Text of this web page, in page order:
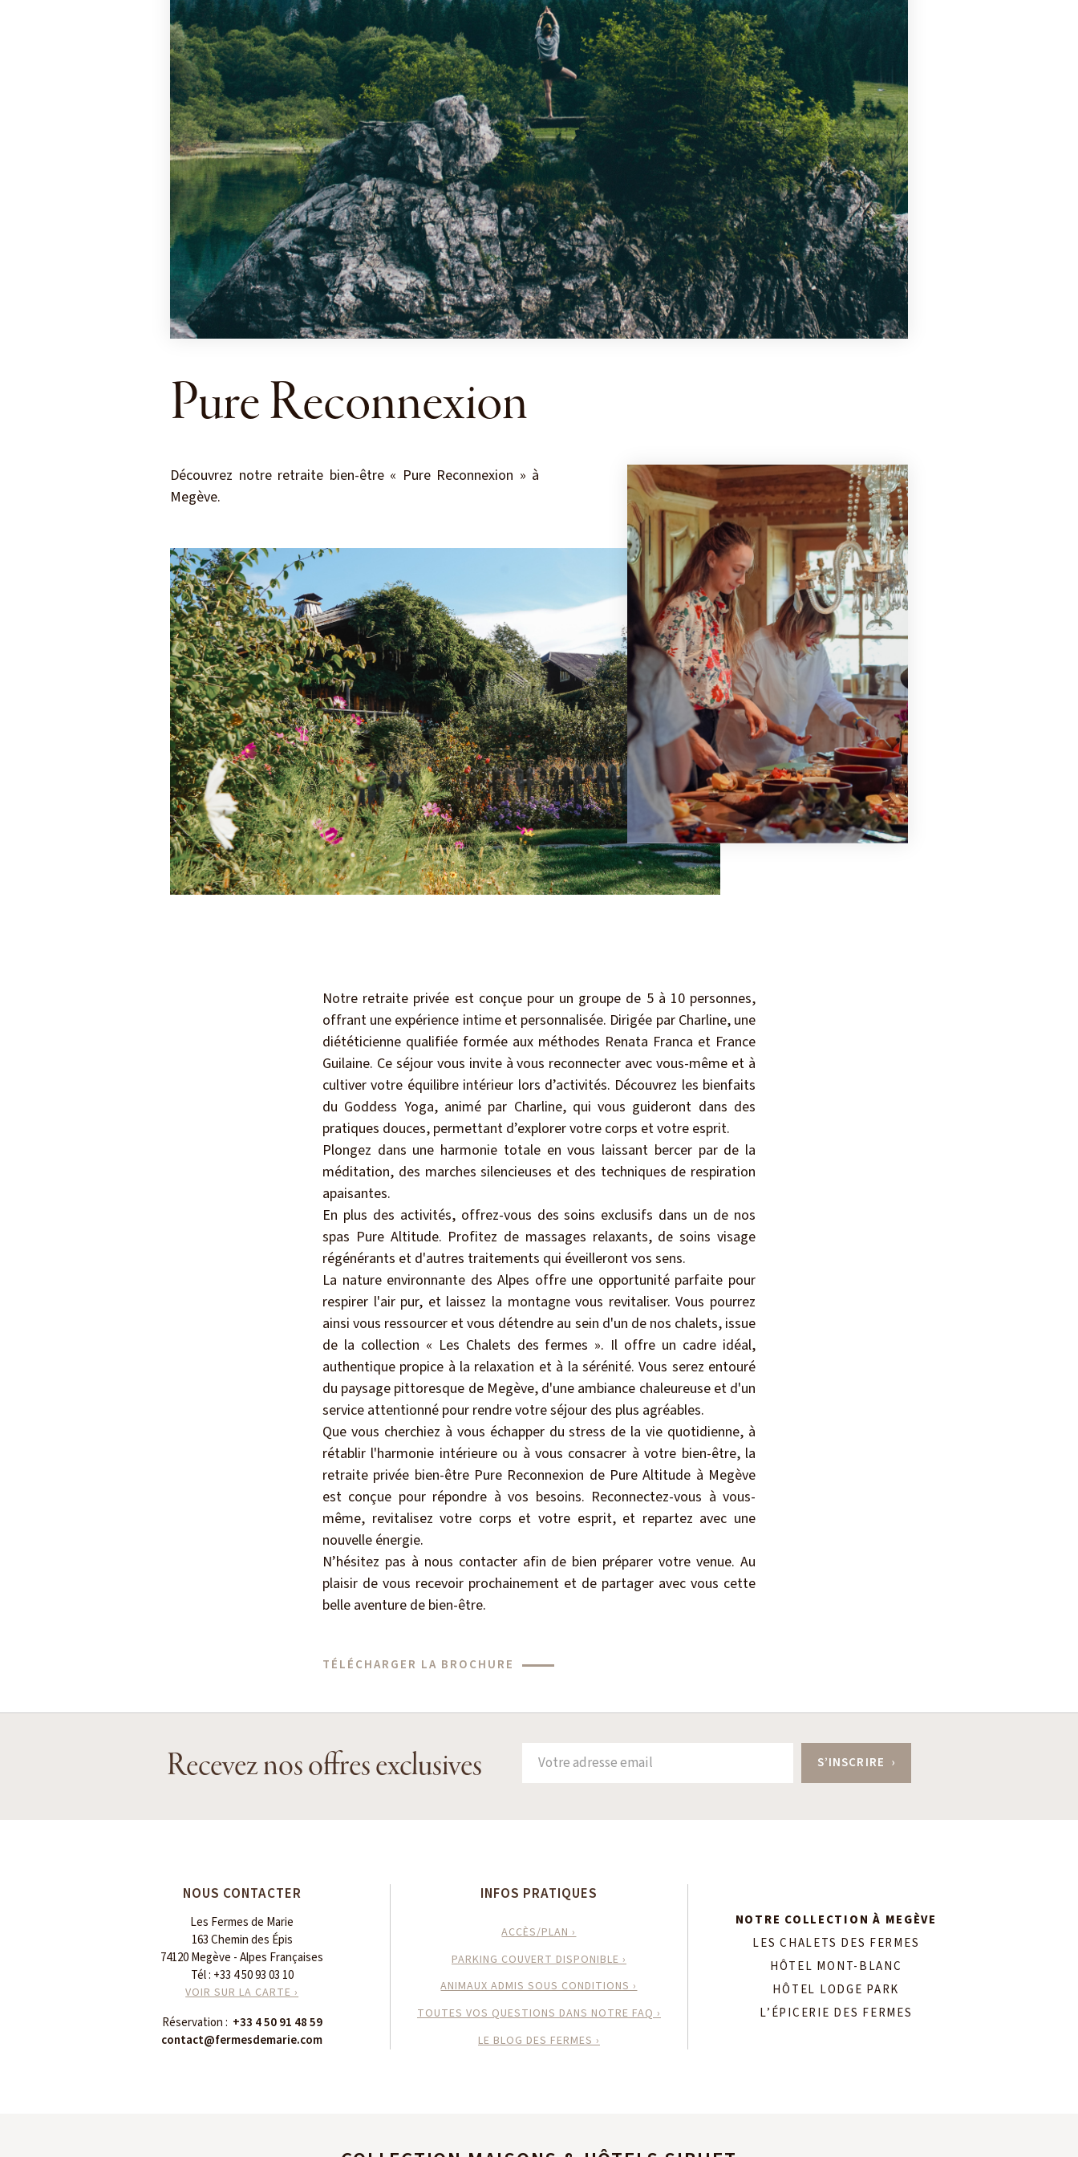
Pure Reconnexion
Découvrez notre retraite bien-être « Pure Reconnexion » à
Megève.
Notre retraite privée est conçue pour un groupe de 5 à 10 personnes,
offrant une expérience intime et personnalisée. Dirigée par Charline, une
diététicienne qualifiée formée aux méthodes Renata Franca et France
Guilaine. Ce séjour vous invite à vous reconnecter avec vous-même et à
cultiver votre équilibre intérieur lors d’activités. Découvrez les bienfaits
du Goddess Yoga, animé par Charline, qui vous guideront dans des
pratiques douces, permettant d’explorer votre corps et votre esprit.
Plongez dans une harmonie totale en vous laissant bercer par de la
méditation, des marches silencieuses et des techniques de respiration
apaisantes.
En plus des activités, offrez-vous des soins exclusifs dans un de nos
spas Pure Altitude. Profitez de massages relaxants, de soins visage
régénérants et d'autres traitements qui éveilleront vos sens.
La nature environnante des Alpes offre une opportunité parfaite pour
respirer l'air pur, et laissez la montagne vous revitaliser. Vous pourrez
ainsi vous ressourcer et vous détendre au sein d'un de nos chalets, issue
de la collection « Les Chalets des fermes ». Il offre un cadre idéal,
authentique propice à la relaxation et à la sérénité. Vous serez entouré
du paysage pittoresque de Megève, d'une ambiance chaleureuse et d'un
service attentionné pour rendre votre séjour des plus agréables.
Que vous cherchiez à vous échapper du stress de la vie quotidienne, à
rétablir l'harmonie intérieure ou à vous consacrer à votre bien-être, la
retraite privée bien-être Pure Reconnexion de Pure Altitude à Megève
est conçue pour répondre à vos besoins. Reconnectez-vous à vous-
même, revitalisez votre corps et votre esprit, et repartez avec une
nouvelle énergie.
N’hésitez pas à nous contacter afin de bien préparer votre venue. Au
plaisir de vous recevoir prochainement et de partager avec vous cette
belle aventure de bien-être.
TÉLÉCHARGER LA BROCHURE
Recevez nos offres exclusives
NOUS CONTACTER
Les Fermes de Marie
163 Chemin des Épis
74120 Megève - Alpes Françaises
Tél : +33 4 50 93 03 10
VOIR SUR LA CARTE ›
Réservation : +33 4 50 91 48 59
contact@fermesdemarie.com
INFOS PRATIQUES
ACCÈS/PLAN ›
PARKING COUVERT DISPONIBLE ›
ANIMAUX ADMIS SOUS CONDITIONS ›
TOUTES VOS QUESTIONS DANS NOTRE FAQ ›
LE BLOG DES FERMES ›
NOTRE COLLECTION À MEGÈVE
LES CHALETS DES FERMES
HÔTEL MONT-BLANC
HÔTEL LODGE PARK
L’ÉPICERIE DES FERMES